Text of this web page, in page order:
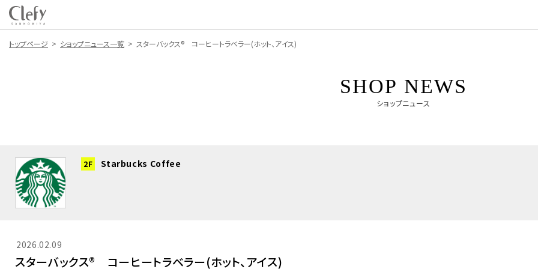
トップページ ショップニュース一覧 スターバックス® コーヒートラベラー(ホット、アイス)
SHOP NEWS
ショップニュース
2F Starbucks Coffee
2026.02.09
スターバックス® コーヒートラベラー(ホット、アイス)